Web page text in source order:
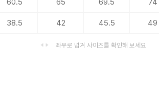
60.5 65 69.5 74
38.5 42 45.5 49
좌우로 넘겨 사이즈를 확인해 보세요